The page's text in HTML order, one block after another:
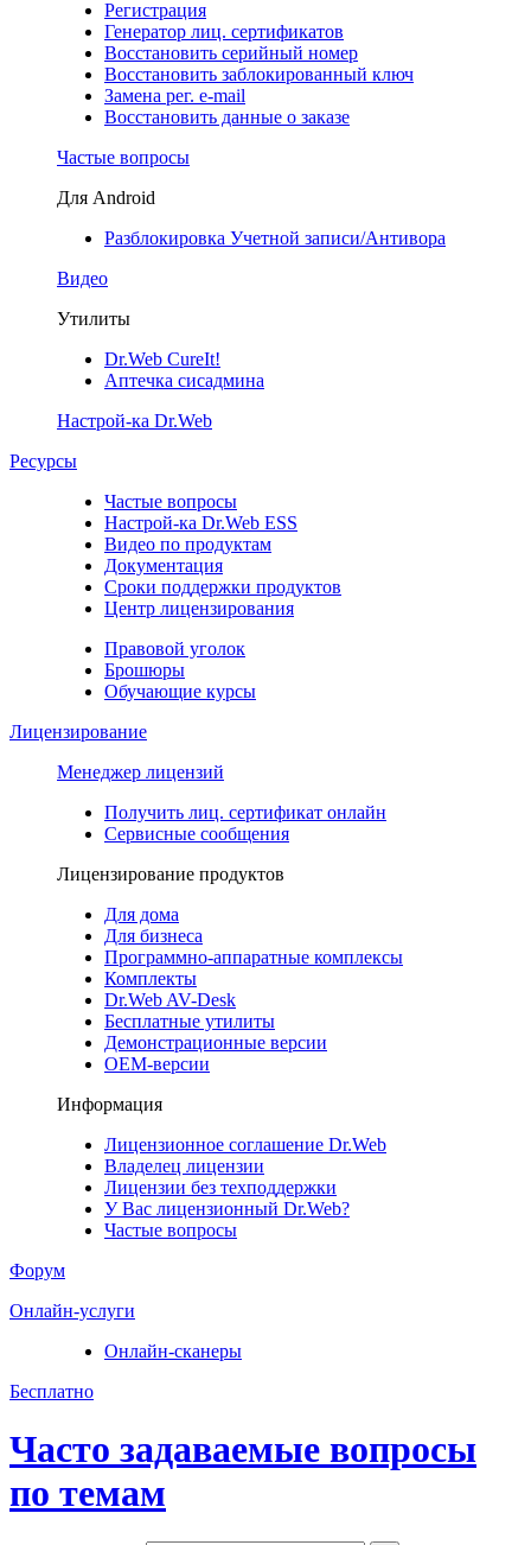
Регистрация
Генератор лиц. сертификатов
Восстановить серийный номер
Восстановить заблокированный ключ
Замена рег. e-mail
Восстановить данные о заказе
Частые вопросы
Для Android
Разблокировка Учетной записи/Антивора
Видео
Утилиты
Dr.Web CureIt!
Аптечка сисадмина
Настрой-ка Dr.Web
Ресурсы
Частые вопросы
Настрой-ка Dr.Web ESS
Видео по продуктам
Документация
Сроки поддержки продуктов
Центр лицензирования
Правовой уголок
Брошюры
Обучающие курсы
Лицензирование
Менеджер лицензий
Получить лиц. сертификат онлайн
Сервисные сообщения
Лицензирование продуктов
Для дома
Для бизнеса
Программно-аппаратные комплексы
Комплекты
Dr.Web AV-Desk
Бесплатные утилиты
Демонстрационные версии
ОЕМ-версии
Информация
Лицензионное соглашение Dr.Web
Владелец лицензии
Лицензии без техподдержки
У Вас лицензионный Dr.Web?
Частые вопросы
Форум
Онлайн-услуги
Онлайн-сканеры
Бесплатно
Часто задаваемые вопросы
по темам